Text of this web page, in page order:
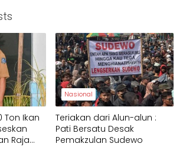
Ton Ikan
Raja
Nasional
Teriakan dari Alun-alun :
Pati Bersatu Desak
Pemakzulan Sudewo